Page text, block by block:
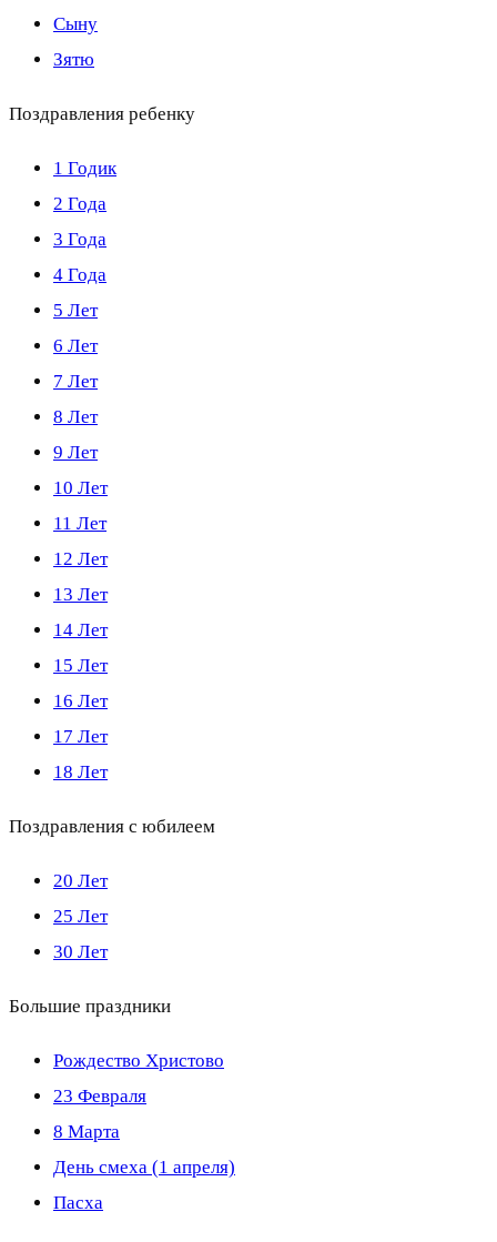
Сыну
Зятю
Поздравления ребенку
1 Годик
2 Года
3 Года
4 Года
5 Лет
6 Лет
7 Лет
8 Лет
9 Лет
10 Лет
11 Лет
12 Лет
13 Лет
14 Лет
15 Лет
16 Лет
17 Лет
18 Лет
Поздравления с юбилеем
20 Лет
25 Лет
30 Лет
Большие праздники
Рождество Христово
23 Февраля
8 Марта
День смеха (1 апреля)
Пасха